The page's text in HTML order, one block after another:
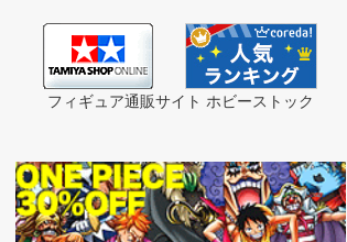
フィギュア通販サイト ホビーストック